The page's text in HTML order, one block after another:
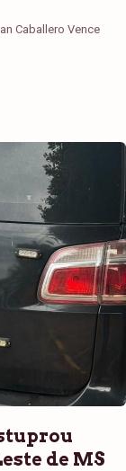
Caballero Vence
de MS